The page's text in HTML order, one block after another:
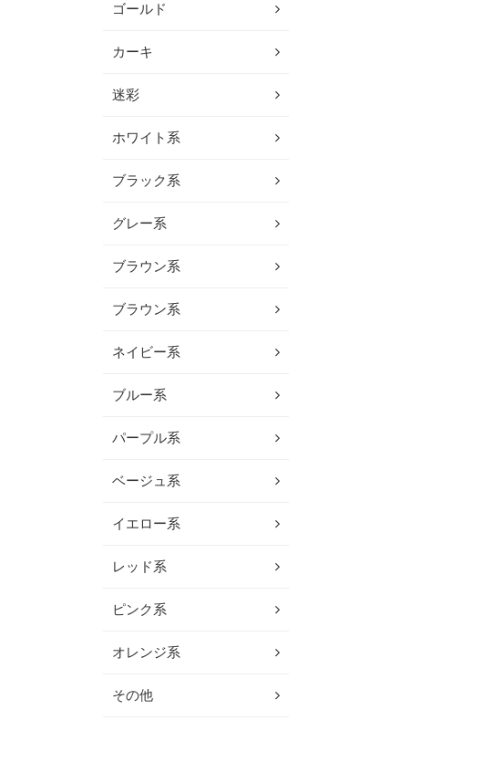
ゴールド
カーキ
迷彩
ホワイト系
ブラック系
グレー系
ブラウン系
ブラウン系
ネイビー系
ブルー系
パープル系
ベージュ系
イエロー系
レッド系
ピンク系
オレンジ系
その他